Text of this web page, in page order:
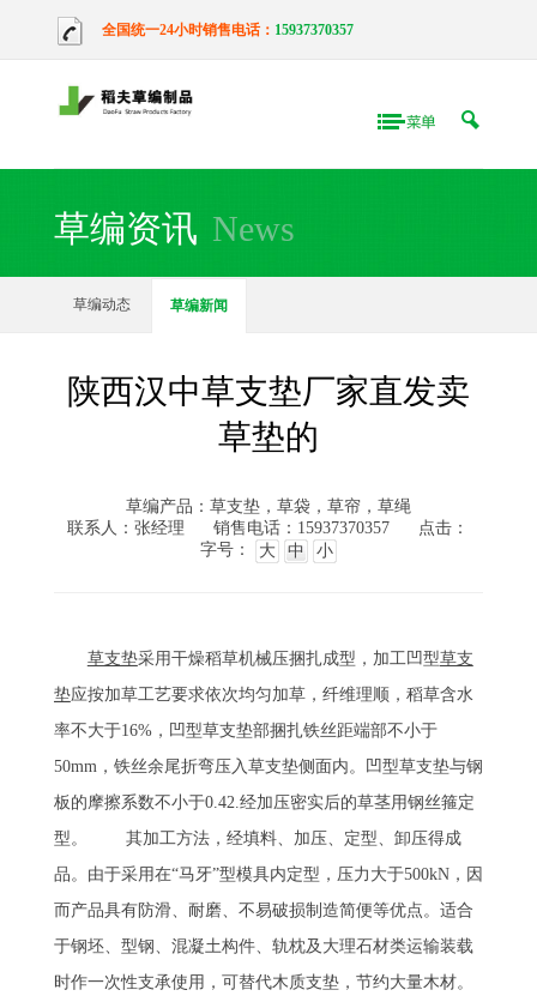
全国统一24小时销售电话： 15937370357
草编资讯 News
草编动态 草编新闻
陕西汉中草支垫厂家直发卖
草垫的
草编产品：草支垫，草袋，草帘，草绳
联系人：张经理
销售电话：15937370357
点击：
字号：
大 中 小
草支垫采用干燥稻草机械压捆扎成型，加工凹型草支
垫应按加草工艺要求依次均匀加草，纤维理顺，稻草含水
率不大于16%，凹型草支垫部捆扎铁丝距端部不小于
50mm，铁丝余尾折弯压入草支垫侧面内。凹型草支垫与钢
板的摩擦系数不小于0.42.经加压密实后的草茎用钢丝箍定
型。 其加工方法，经填料、加压、定型、卸压得成
品。由于采用在“马牙”型模具内定型，压力大于500kN，因
而产品具有防滑、耐磨、不易破损制造简便等优点。适合
于钢坯、型钢、混凝土构件、轨枕及大理石材类运输装载
时作一次性支承使用，可替代木质支垫，节约大量木材。